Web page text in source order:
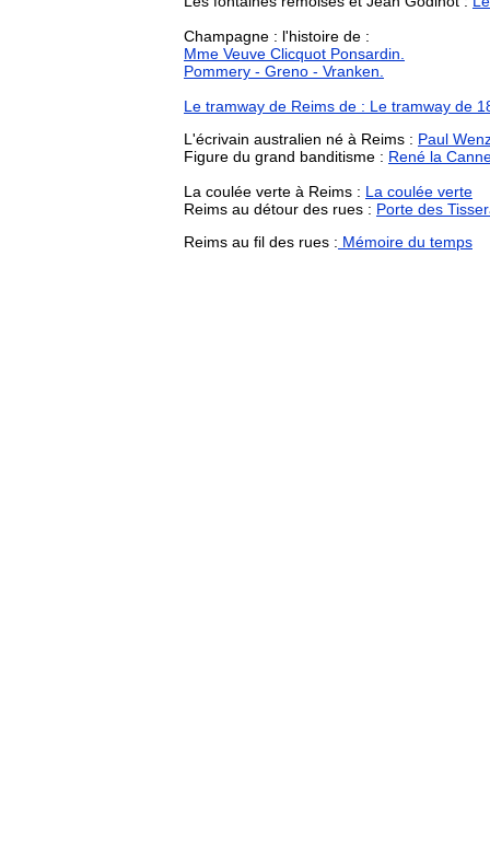
Champagne : l'histoire de :
Mme Veuve Clicquot Ponsardin.
Pommery - Greno - Vranken.
Le tramway de Reims de : Le tramway de
L'écrivain australien né à Reims : Paul
Figure du grand banditisme : René la
La coulée verte à Reims : La coulée verte
Reims au détour des rues : Porte des
Reims au fil des rues : Mémoire du temps